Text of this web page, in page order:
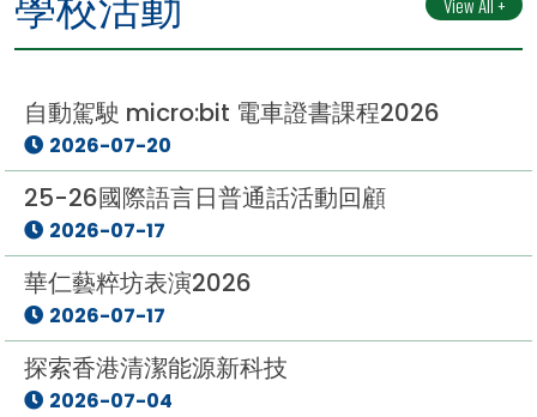
自動駕駛 micro:bit 電車證書課程2026
2026-07-20
25-26國際語言日普通話活動回顧
2026-07-17
華仁藝粹坊表演2026
2026-07-17
探索香港清潔能源新科技
2026-07-04